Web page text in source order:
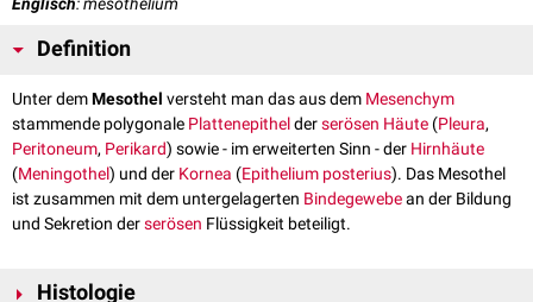
Englisch: mesothelium
Definition
Unter demMesothel versteht man das aus dem Mesenchym
stammende polygonale Plattenepithelderserösen Häute (Pleura,
Peritoneum, Perikard) sowie - im erweiterten Sinn - der Hirnhäute
(Meningothel) und der Kornea (Epithelium posterius). Das Mesothel
ist zusammen mit dem untergelagerten Bindegewebean der Bildung
und Sekretion derserösen Flüssigkeit beteiligt.
Histologie